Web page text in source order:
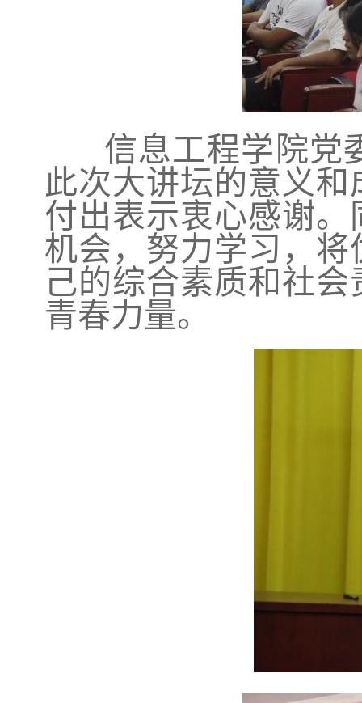
信息工程学院党
此次大讲坛的意义
付出表示衷心感谢
机会，努力学习，
己的综合素质和社
青春力量。